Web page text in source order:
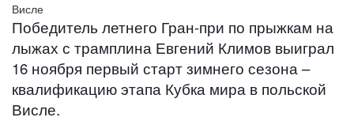
Победитель летнего Гран-при по прыжкам на
лыжах с трамплина Евгений Климов выиграл
16 ноября первый старт зимнего сезона –
квалификацию этапа Кубка мира в польской
Висле.